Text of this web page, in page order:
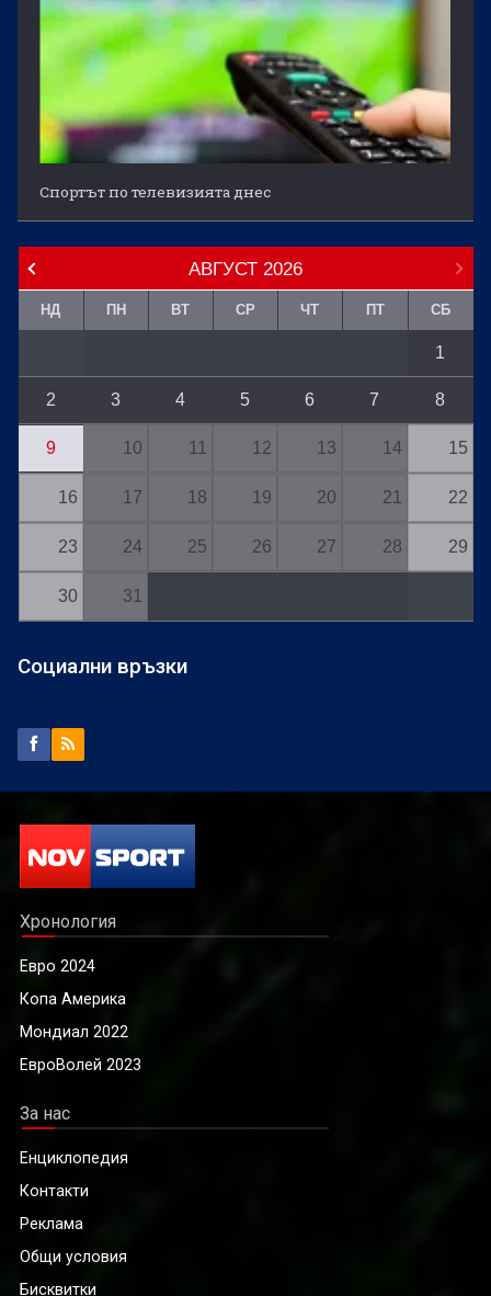
Спортът по телевизията днес
АВГУСТ 2026
НД ПН ВТ СР ЧТ ПТ СБ
1
2 3 4 5 6 7 8
9 10 11 12 13 14 15
16 17 18 19 20 21 22
23 24 25 26 27 28 29
30 31
Социални връзки
Хронология
Евро 2024
Копа Америка
Мондиал 2022
ЕвроВолей 2023
За нас
Енциклопедия
Контакти
Реклама
Общи условия
Бисквитки